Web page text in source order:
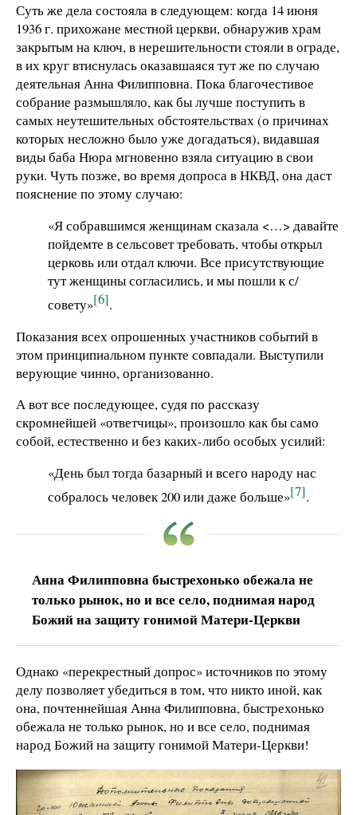
Суть же дела состояла в следующем: когда 14 июня
1936 г. прихожане местной церкви, обнаружив храм
закрытым на ключ, в нерешительности стояли в ограде,
в их круг втиснулась оказавшаяся тут же по случаю
деятельная Анна Филипповна. Пока благочестивое
собрание размышляло, как бы лучше поступить в
самых неутешительных обстоятельствах (о причинах
которых несложно было уже догадаться), видавшая
виды баба Нюра мгновенно взяла ситуацию в свои
руки. Чуть позже, во время допроса в НКВД, она даст
пояснение по этому случаю:
«Я собравшимся женщинам сказала <…> давайте
пойдемте в сельсовет требовать, чтобы открыл
церковь или отдал ключи. Все присутствующие
тут женщины согласились, и мы пошли к с/
совету»[6].
Показания всех опрошенных участников событий в
этом принципиальном пункте совпадали. Выступили
верующие чинно, организованно.
А вот все последующее, судя по рассказу
скромнейшей «ответчицы», произошло как бы само
собой, естественно и без каких-либо особых усилий:
«День был тогда базарный и всего народу нас
собралось человек 200 или даже больше»[7].
Анна Филипповна быстрехонько обежала не
только рынок, но и все село, поднимая народ
Божий на защиту гонимой Матери-Церкви
Однако «перекрестный допрос» источников по этому
делу позволяет убедиться в том, что никто иной, как
она, почтеннейшая Анна Филипповна, быстрехонько
обежала не только рынок, но и все село, поднимая
народ Божий на защиту гонимой Матери-Церкви!